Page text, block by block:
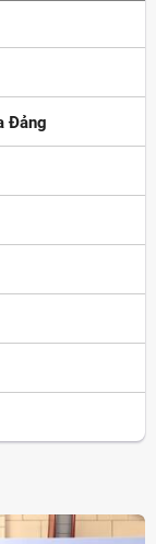
Đảng